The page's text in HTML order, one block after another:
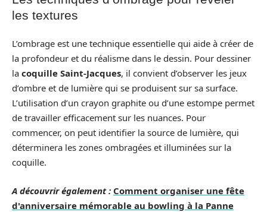
les textures
L’ombrage est une technique essentielle qui aide à créer de
la profondeur et du réalisme dans le dessin. Pour dessiner
la coquille Saint-Jacques, il convient d’observer les jeux
d’ombre et de lumière qui se produisent sur sa surface.
L’utilisation d’un crayon graphite ou d’une estompe permet
de travailler efficacement sur les nuances. Pour
commencer, on peut identifier la source de lumière, qui
déterminera les zones ombragées et illuminées sur la
coquille.
A découvrir également : Comment organiser une fête
d'anniversaire mémorable au bowling à la Panne